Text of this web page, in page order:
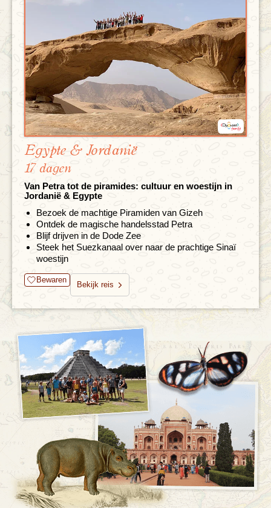
Egypte & Jordanië
17 dagen
Van Petra tot de piramides: cultuur en woestijn in
Jordanië & Egypte
Bezoek de machtige Piramiden van Gizeh
Ontdek de magische handelsstad Petra
Blijf drijven in de Dode Zee
Steek het Suezkanaal over naar de prachtige Sinaï
woestijn
Bewaren
Bekijk reis